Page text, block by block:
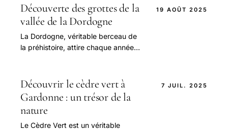
proximité avec l eau.
Découverte des grottes de la
vallée de la Dordogne
La Dordogne, véritable berceau de
la préhistoire, attire chaque année
19 AOÛT 2025
Découvrir le cèdre vert à
Gardonne : un trésor de la
nature
Le Cèdre Vert est un véritable
7 JUIL. 2025